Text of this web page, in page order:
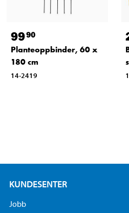
9990
Planteoppbinder, 60 x
180 cm
14-2419
KUNDESENTER
Jobb